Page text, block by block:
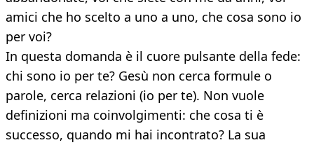
amici che ho scelto a uno a uno, che cosa sono io
per voi?
In questa domanda è il cuore pulsante della fede:
chi sono io per te? Gesù non cerca formule o
parole, cerca relazioni (io per te). Non vuole
definizioni ma coinvolgimenti: che cosa ti è
successo, quando mi hai incontrato? La sua